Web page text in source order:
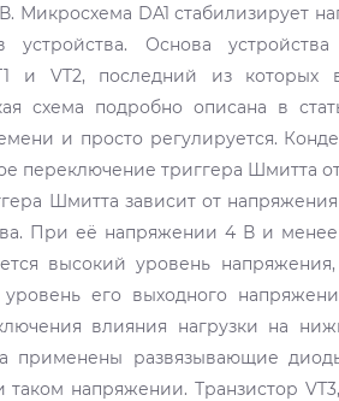
В. Микросхема DA1 стабилизирует
устройства. Основа
и VT2, последний из которых
схема подробно описана в
и просто регулируется.
переключение триггера Шмитта
Шмитта зависит от
При её напряжении 4 В и менее
высокий уровень
его выходного
влияния нагрузки на
применены развязывающие
таком напряжении. Транзистор